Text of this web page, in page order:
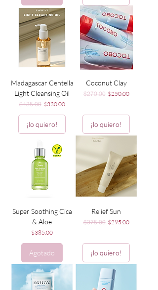
Madagascar Centella
Light Cleansing Oil
Precio
$435.00 Precio de oferta
$330.00
¡lo quiero!
Coconut Clay
Precio
$270.00 Precio de oferta
$250.00
¡lo quiero!
Super Soothing Cica
& Aloe
Precio
$385.00
Agotado
Relief Sun
Precio
$375.00 Precio de oferta
$295.00
¡lo quiero!